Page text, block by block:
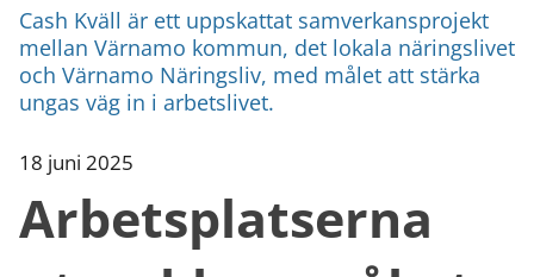
Cash Kväll är ett uppskattat samverkansprojekt
mellan Värnamo kommun, det lokala näringslivet
och Värnamo Näringsliv, med målet att stärka
ungas väg in i arbetslivet.
18 juni 2025
Arbetsplatserna